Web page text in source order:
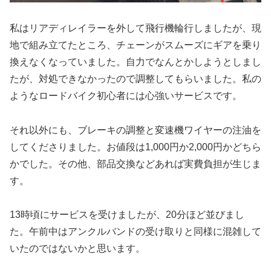
私はリアディレイラーを外して飛行機輪行しましたが、現
地で組み立てたところ、チェーンがスムーズにギアを乗り
換えなくなっていました。自力でなんとかしようとしまし
たが、対処できなかったので調整してもらいました。私の
ようなロードバイク初心者には心強いサービスです。
それ以外にも、ブレーキの調整と変速機ワイヤーの注油を
してくださりました。お値段は1,000円か2,000円かどちら
かでした。その他、部品交換などあれば実費負担が生じま
す。
13時頃にサービスを受けましたが、20分ほど並びまし
た。午前中はアンクルバンドの受け取りと同様に混雑して
いたのではないかと思います。